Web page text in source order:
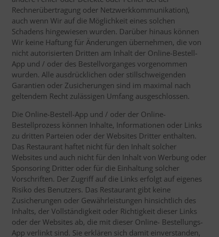
Rechnerübertragung oder Netzwerkkommunikation),
auch wenn Wir auf die Möglichkeit eines solchen
Schadens hingewiesen wurden. Darüber hinaus können
Wir keine Haftung für Änderungen übernehmen, die von
nicht autorisierten Dritten am Inhalt der Online-Bestell-
App und / oder des Bestellvorganges vorgenommen
wurden. Alle ausdrücklichen oder stillschweigenden
Garantien oder Zusicherungen sind im maximal nach
geltendem Recht zulässigen Umfang ausgeschlossen.
Die Online-Bestell-App und / oder der Online-
Bestellprozess können Inhalte, Informationen oder Links
zu dritten Parteien oder der Websites Dritter enthalten.
Das Restaurant haftet nicht für den Inhalt solcher
Websites und auch nicht für den Inhalt von Werbung oder
Sponsoring Dritter oder für die Einhaltung solcher
Vorschriften. Der Zugriff auf die Links erfolgt auf eigenes
Risiko des Benutzers. Das Restaurant gibt keine
Zusicherungen oder Gewährleistungen hinsichtlich des
Inhalts, der Vollständigkeit oder Richtigkeit dieser Links
oder der Websites ab, die mit dieser Online- Bestellungs-
App verlinkt sind. Sie erklären sich damit einverstanden,